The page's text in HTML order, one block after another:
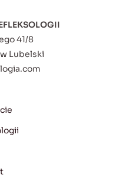
41/8
Lubelski